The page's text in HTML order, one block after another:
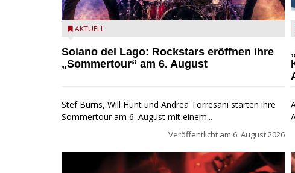
Stef Burns, Will Hunt und Andrea Torresani im Summer
AKTUELL
Soiano del Lago: Rockstars eröffnen ihre
„Sommertour“ am 6. August
Stef Burns, Will Hunt und Andrea Torresani starten ihre
Sommertour am 6. August mit einem...
Veröffentlicht am 6. August 2026